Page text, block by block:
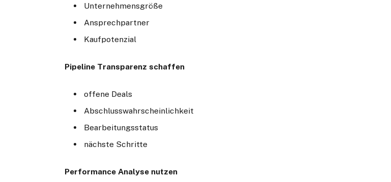
Unternehmensgröße
Ansprechpartner
Kaufpotenzial
Pipeline Transparenz schaffen
offene Deals
Abschlusswahrscheinlichkeit
Bearbeitungsstatus
nächste Schritte
Performance Analyse nutzen